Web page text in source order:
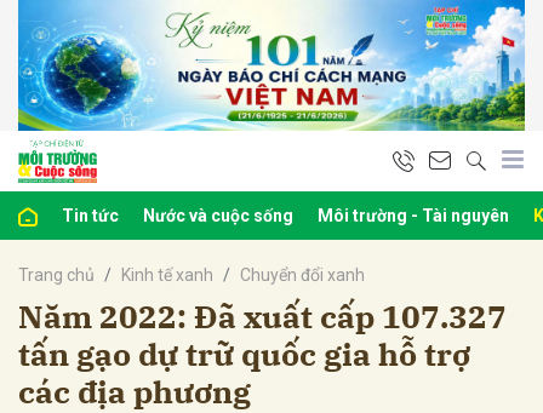
Tin tức Nước và cuộc sống Môi trường - Tài nguyên
Trang chủ Kinh tế xanh Chuyển đổi xanh
Năm 2022: Đã xuất cấp 107.327
tấn gạo dự trữ quốc gia hỗ trợ
các địa phương
luận